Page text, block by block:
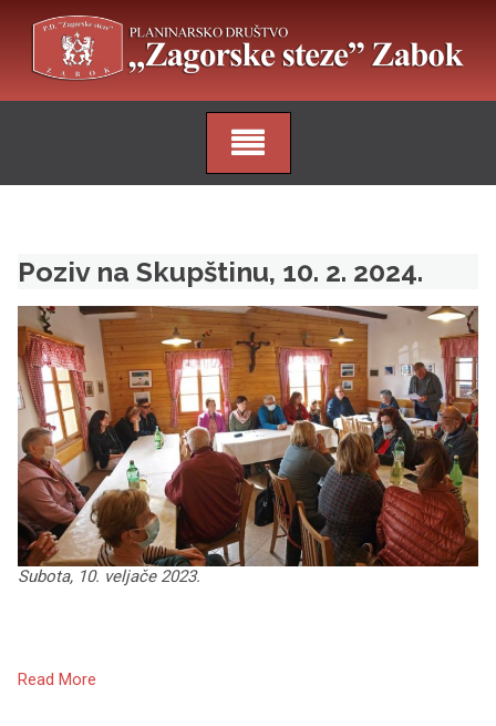
Poziv na Skupštinu, 10. 2. 2024.
Subota, 10. veljače 2023.
Read More